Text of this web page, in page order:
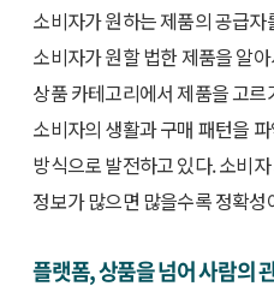
소비자가 원하는 제품의 공급
소비자가 원할 법한 제품을 알
상품 카테고리에서 제품을 고
소비자의 생활과 구매 패턴을
방식으로 발전하고 있다. 소비
정보가 많으면 많을수록 정확성
플랫폼, 상품을 넘어 사람의